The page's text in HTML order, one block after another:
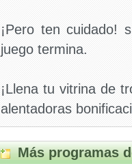
¡Pero ten cuidado!
juego termina.
¡Llena tu vitrina de
alentadoras
Más programas